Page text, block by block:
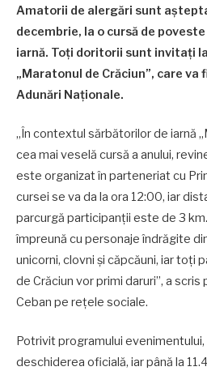
Amatorii de alergări sunt
decembrie, la o cursă de
iarnă. Toți doritorii sunt invitați
„Maratonul de Crăciun”, care
Adunări Naționale.
„În contextul sărbătorilor de iarnă
cea mai veselă cursă a anului,
este organizat în parteneriat cu
cursei se va da la ora 12:00, iar
parcurgă participanții este de 3
împreună cu personaje îndrăgite
unicorni, clovni și căpcăuni, iar toți
de Crăciun vor primi daruri”, a scris
Ceban pe rețele sociale.
Potrivit programului
deschiderea oficială, iar până la